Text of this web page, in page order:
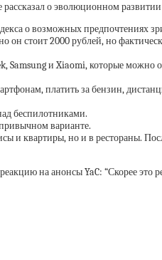
о эволюционном
о возможных предпочтениях
стоит 2000 рублей, но
Samsung и Xiaomi, которые
платить за бензин,
беспилотниками.
варианте.
квартиры, но и в рестораны.
на анонсы YaC: “Скорее